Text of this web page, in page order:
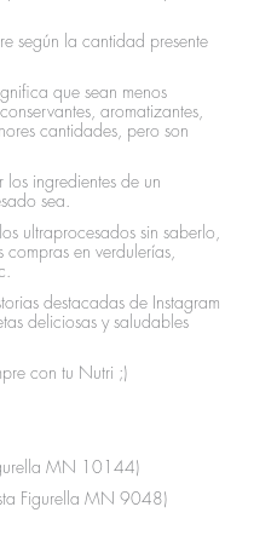
según la cantidad presente
que sean menos
aromatizantes,
cantidades, pero son
ingredientes de un
sea.
ultraprocesados sin saberlo,
compras en verdulerías,
destacadas de Instagram
deliciosas y saludables
con tu Nutri ;)
MN 10144)
Figurella MN 9048)